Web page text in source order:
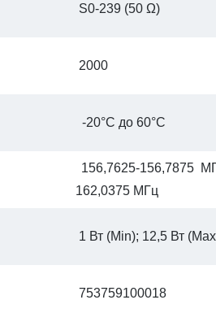
S0-239 (50 Ω)
2000
-20°C до 60°C
156,7625-156,7875
162,0375 МГц
1 Вт (Min); 12,5 Вт
753759100018